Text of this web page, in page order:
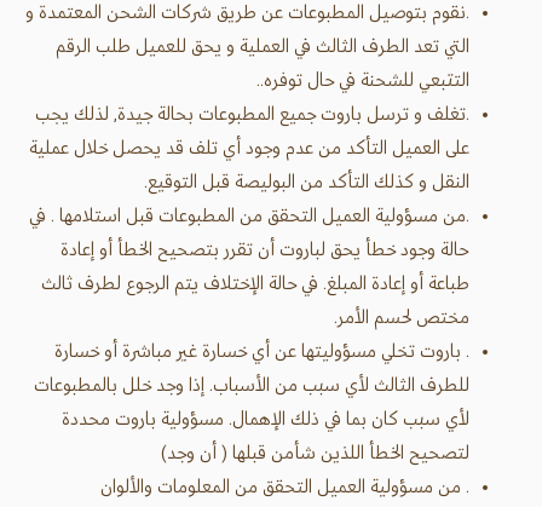
.نقوم بتوصيل المطبوعات عن طريق شركات الشحن المعتمدة و
التي تعد الطرف الثالث في العملية و يحق للعميل طلب الرقم
التتبعي للشحنة في حال توفره..
.تغلف و ترسل باروت جميع المطبوعات بحالة جيدة, لذلك يجب
على العميل التأكد من عدم وجود أي تلف قد يحصل خلال عملية
النقل و كذلك التأكد من البوليصة قبل التوقيع.
.من مسؤولية العميل التحقق من المطبوعات قبل استلامها . في
حالة وجود خطأ يحق لباروت أن تقرر بتصحيح الخطأ أو إعادة
طباعة أو إعادة المبلغ. في حالة الإختلاف يتم الرجوع لطرف ثالث
مختص لحسم الأمر.
. باروت تخلي مسؤوليتها عن أي خسارة غير مباشرة أو خسارة
للطرف الثالث لأي سبب من الأسباب. إذا وجد خلل بالمطبوعات
لأي سبب كان بما في ذلك الإهمال. مسؤولية باروت محددة
لتصحيح الخطأ اللذين شأمن قبلها ( أن وجد)
. من مسؤولية العميل التحقق من المعلومات والألوان